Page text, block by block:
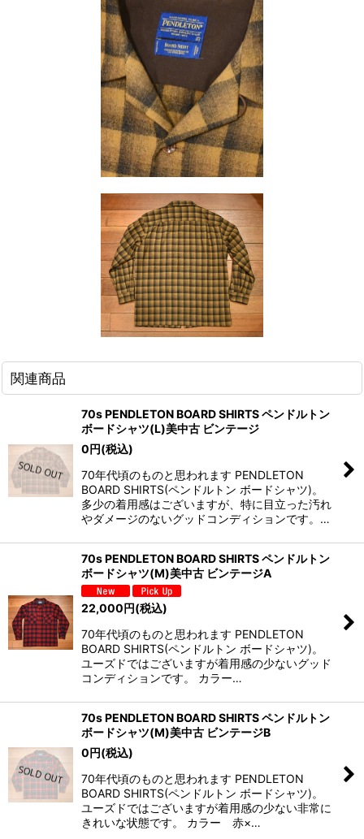
関連商品
70s PENDLETON BOARD SHIRTS ペンドルトン
ボードシャツ(L)美中古 ビンテージ
0円(税込)
70年代頃のものと思われます PENDLETON
BOARD SHIRTS(ペンドルトン ボードシャツ)。
多少の着用感はございますが、特に目立った汚れ
やダメージのないグッドコンディションです。…
70s PENDLETON BOARD SHIRTS ペンドルトン
ボードシャツ(M)美中古 ビンテージA
22,000円(税込)
70年代頃のものと思われます PENDLETON
BOARD SHIRTS(ペンドルトン ボードシャツ)。
ユーズドではございますが着用感の少ないグッド
コンディションです。 カラー…
70s PENDLETON BOARD SHIRTS ペンドルトン
ボードシャツ(M)美中古 ビンテージB
0円(税込)
70年代頃のものと思われます PENDLETON
BOARD SHIRTS(ペンドルトン ボードシャツ)。
ユーズドではございますが着用感の少ない非常に
きれいな状態です。 カラー 赤×…